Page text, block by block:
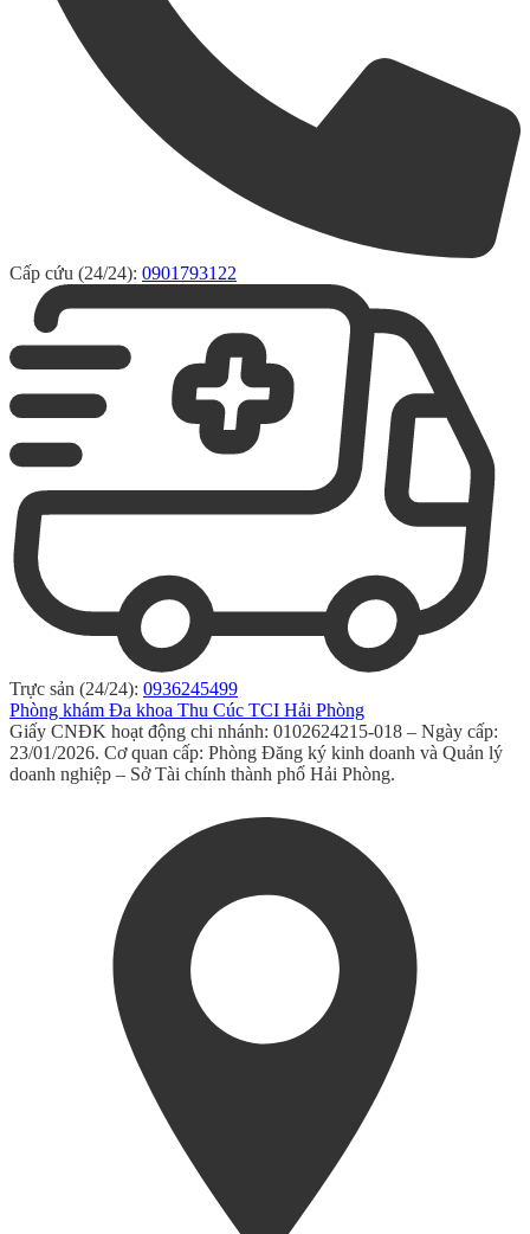
Cấp cứu (24/24): 0901793122
Trực sản (24/24): 0936245499
Phòng khám Đa khoa Thu Cúc TCI Hải Phòng
Giấy CNĐK hoạt động chi nhánh: 0102624215-018 – Ngày cấp:
23/01/2026. Cơ quan cấp: Phòng Đăng ký kinh doanh và Quản lý
doanh nghiệp – Sở Tài chính thành phố Hải Phòng.